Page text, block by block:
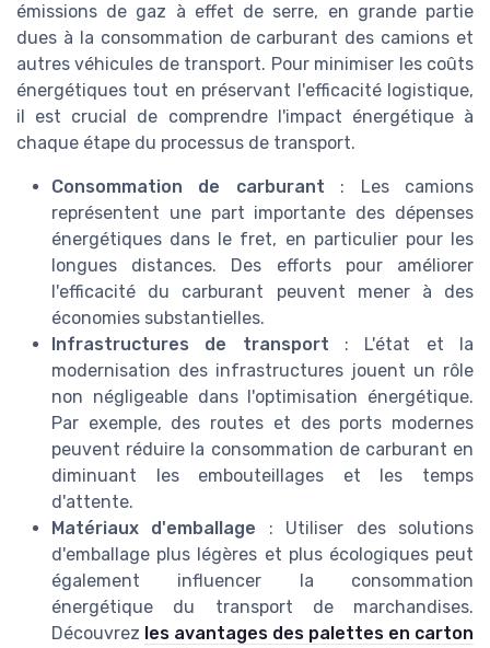
émissions de gaz à effet de serre, en grande partie
dues à la consommation de carburant des camions et
autres véhicules de transport. Pour minimiser les coûts
énergétiques tout en préservant l'efficacité logistique,
il est crucial de comprendre l'impact énergétique à
chaque étape du processus de transport.
Consommation de carburant : Les camions
représentent une part importante des dépenses
énergétiques dans le fret, en particulier pour les
longues distances. Des efforts pour améliorer
l'efficacité du carburant peuvent mener à des
économies substantielles.
Infrastructures de transport : L'état et la
modernisation des infrastructures jouent un rôle
non négligeable dans l'optimisation énergétique.
Par exemple, des routes et des ports modernes
peuvent réduire la consommation de carburant en
diminuant les embouteillages et les temps
d'attente.
Matériaux d'emballage : Utiliser des solutions
d'emballage plus légères et plus écologiques peut
également influencer la consommation
énergétique du transport de marchandises.
Découvrez les avantages des palettes en carton